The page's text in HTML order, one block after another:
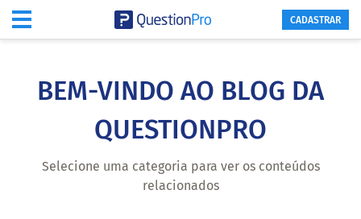
content
CADASTRAR
BEM-VINDO AO BLOG DA
QUESTIONPRO
Selecione uma categoria para ver os conteúdos
relacionados